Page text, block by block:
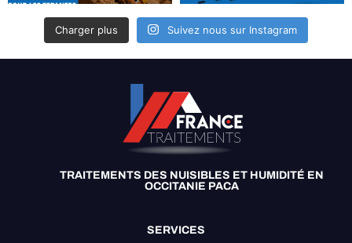
Charger plus Suivez nous sur Instagram
TRAITEMENTS DES NUISIBLES ET HUMIDITÉ EN
OCCITANIE PACA
SERVICES